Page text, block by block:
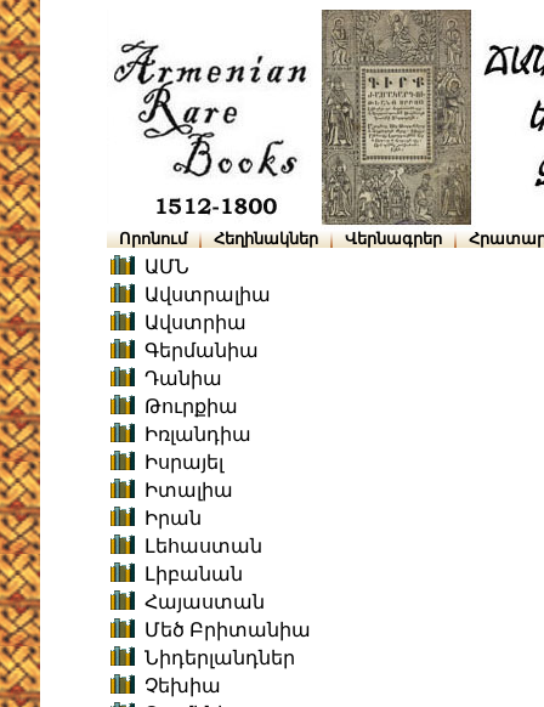
Որոնում Հեղինակներ Վերնագրեր
ԱՄՆ
Ավստրալիա
Ավստրիա
Գերմանիա
Դանիա
Թուրքիա
Իռլանդիա
Իսրայել
Իտալիա
Իրան
Լեհաստան
Լիբանան
Հայաստան
Մեծ Բրիտանիա
Նիդերլանդներ
Չեխիա